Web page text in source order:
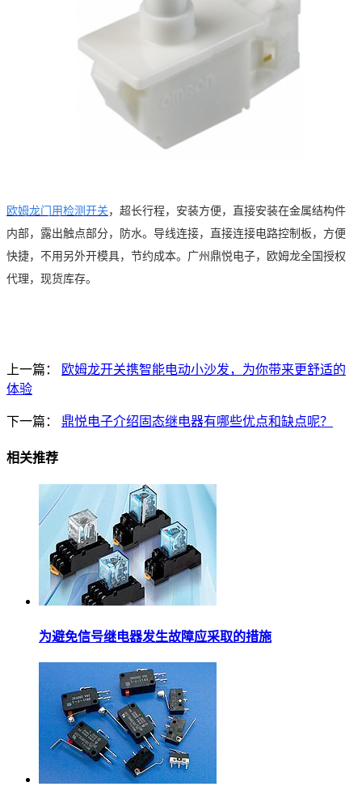
欧姆龙门用检测开关 ， 超长行程，安装方便，直接安装在金属结构件
内部，露出触点部分，防水。导线连接，直接连接电路控制板，方便
快捷，不用另外开模具，节约成本。广州鼎悦电子，欧姆龙全国授权
代理，现货库存。
上一篇：
欧姆龙开关携智能电动小沙发，为你带来更舒适的
体验
下一篇： 鼎悦电子介绍固态继电器有哪些优点和缺点呢？
相关推荐
为避免信号继电器发生故障应采取的措施